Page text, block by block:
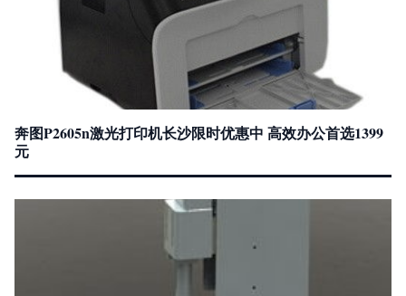
奔图P2605n激光打印机长沙限时优惠中 高效办公首选1399
元